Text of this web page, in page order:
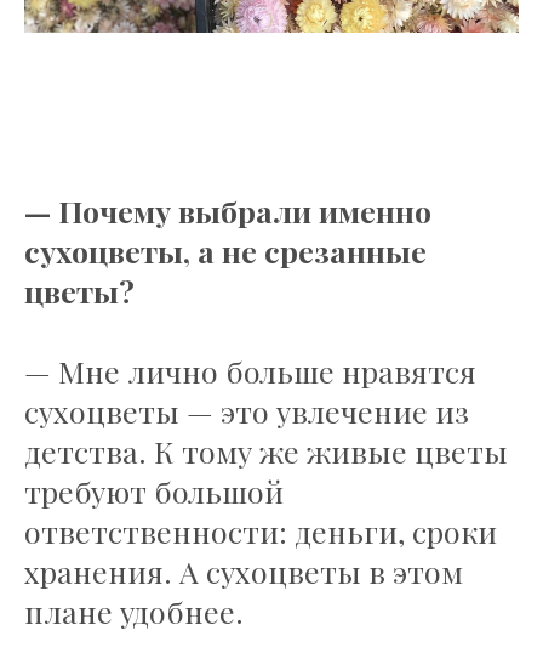
— Почему выбрали именно
сухоцветы, а не срезанные
цветы?
— Мне лично больше нравятся
сухоцветы — это увлечение из
детства. К тому же живые цветы
требуют большой
ответственности: деньги, сроки
хранения. А сухоцветы в этом
плане удобнее.